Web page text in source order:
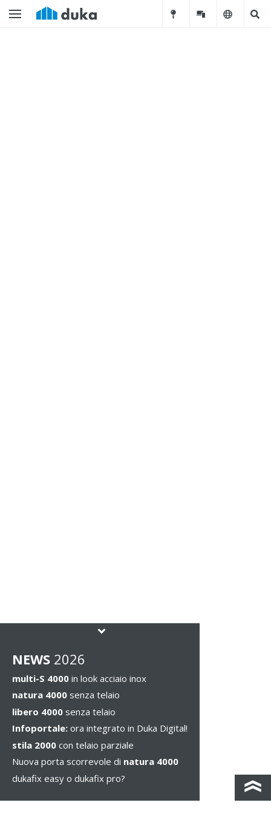
NEWS 2026
multi-S 4000 in look acciaio inox
natura 4000 senza telaio
libero 4000 senza telaio
Infoportale: ora integrato in Duka Digital!
stila 2000 con telaio parziale
Nuova porta scorrevole di natura 4000
dukafix easy o dukafix pro?